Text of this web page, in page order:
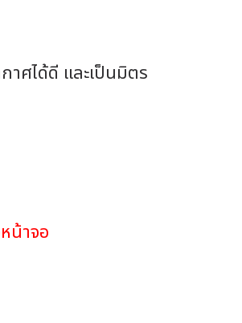
ศได้ดี และเป็นมิตร
น้าจอ